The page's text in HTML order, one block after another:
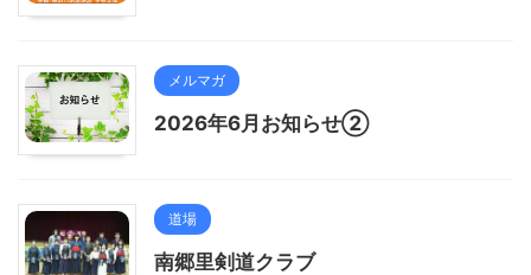
メルマガ
2026年6月お知らせ②
道場
南郷里剣道クラブ